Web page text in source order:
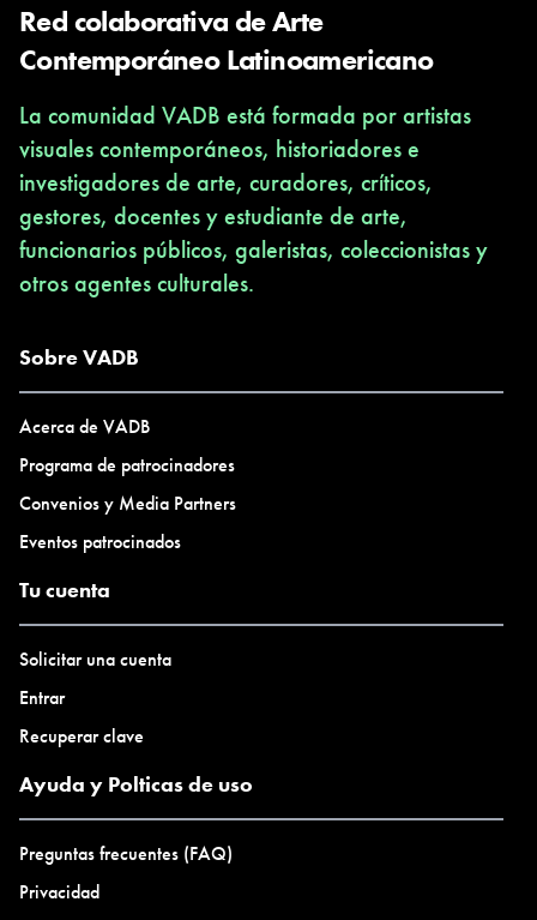
Meses: 1
Meses: 2
Meses: 4
Meses: 6
Número de estudios:
3
Número de artistas en residencia al mismo tiempo:
entre 1 a 3
Habitación privada
Cabaña/casa privada
Red colaborativa de Arte
Contemporáneo Latinoamericano
La comunidad VADB está formada por artistas
visuales contemporáneos, historiadores e
investigadores de arte, curadores, críticos,
gestores, docentes y estudiante de arte,
funcionarios públicos, galeristas, coleccionistas y
otros agentes culturales.
Sobre VADB
Acerca de VADB
Programa de patrocinadores
Convenios y Media Partners
Eventos patrocinados
Tu cuenta
Solicitar una cuenta
Entrar
Recuperar clave
Ayuda y Polticas de uso
Preguntas frecuentes (FAQ)
Privacidad